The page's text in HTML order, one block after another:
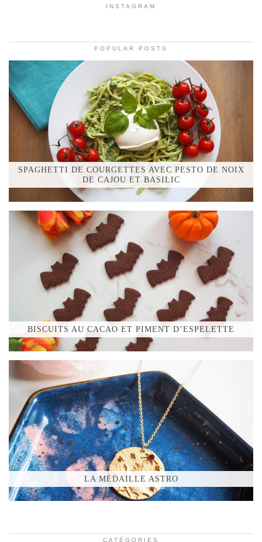
INSTAGRAM
POPULAR POSTS
SPAGHETTI DE COURGETTES AVEC PESTO DE NOIX
DE CAJOU ET BASILIC
BISCUITS AU CACAO ET PIMENT D’ESPELETTE
LA MÉDAILLE ASTRO
CATÉGORIES